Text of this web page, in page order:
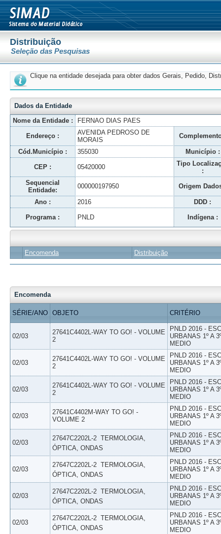
Distribuição
Seleção das Pesquisas
Clique na entidade desejada para obter dados Gerais, Pedido,
Dados da Entidade
Nome da Entidade :
FERNAO DIAS PAES
Endereço :
AVENIDA PEDROSO DE
MORAIS
Cód.Município : 355030 Município :
CEP : 05420000
Tipo
:
Sequencial
Entidade:
000000197950 Origem
Ano : 2016 DDD :
Programa : PNLD Indígena :
Encomenda Distribuição
Encomenda
SÉRIE/ANO OBJETO CRITÉRIO
02/03
27641C4402L-WAY TO GO! - VOLUME
2
PNLD 2016 -
URBANAS 1º A
MEDIO
02/03
27641C4402L-WAY TO GO! - VOLUME
2
PNLD 2016 -
URBANAS 1º A
MEDIO
02/03
27641C4402L-WAY TO GO! - VOLUME
2
PNLD 2016 -
URBANAS 1º A
MEDIO
02/03
27641C4402M-WAY TO GO! -
VOLUME 2
PNLD 2016 -
URBANAS 1º A
MEDIO
02/03
27647C2202L-2  TERMOLOGIA,
ÓPTICA, ONDAS
PNLD 2016 -
URBANAS 1º A
MEDIO
02/03
27647C2202L-2  TERMOLOGIA,
ÓPTICA, ONDAS
PNLD 2016 -
URBANAS 1º A
MEDIO
02/03
27647C2202L-2  TERMOLOGIA,
ÓPTICA, ONDAS
PNLD 2016 -
URBANAS 1º A
MEDIO
02/03
27647C2202L-2  TERMOLOGIA,
ÓPTICA, ONDAS
PNLD 2016 -
URBANAS 1º A
MEDIO